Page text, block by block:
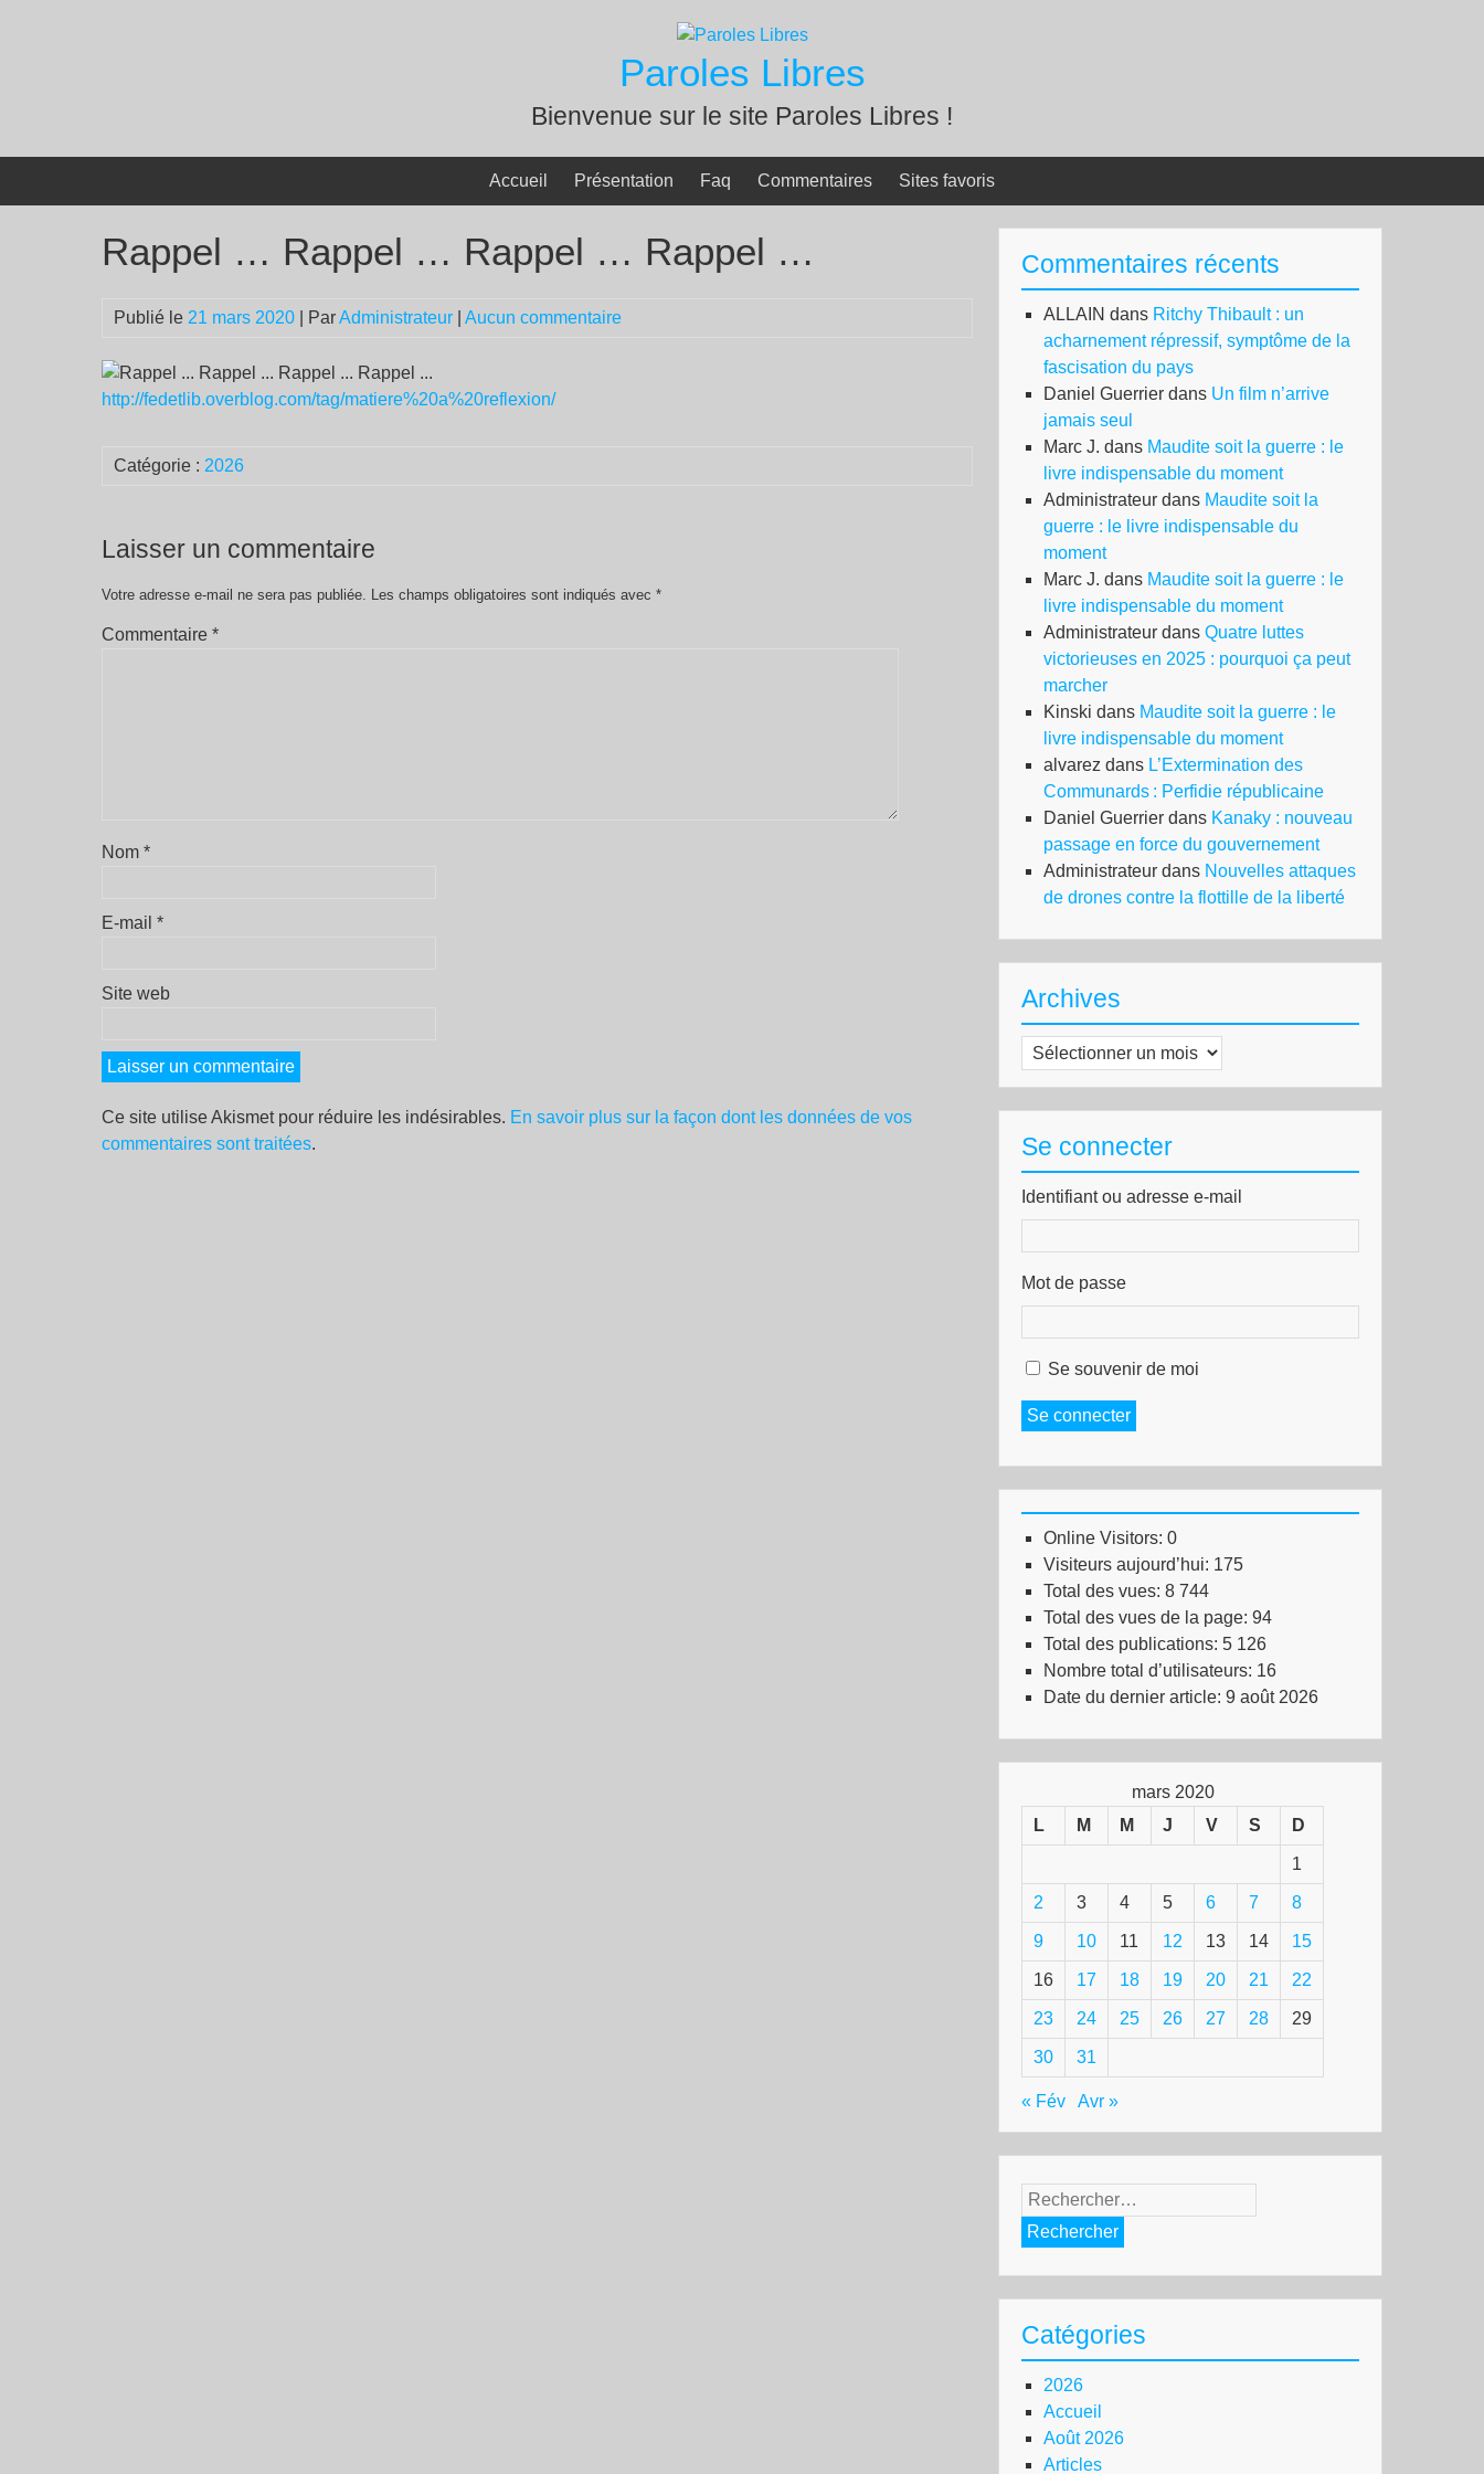
Paroles Libres
Bienvenue sur le site Paroles Libres !
Accueil Présentation Faq Commentaires Sites favoris
Rappel … Rappel … Rappel … Rappel …
Publié le 21 mars 2020 | ParAdministrateur Aucun commentaire
http://fedetlib.overblog.com/tag/matiere%20a%20reflexion/
Catégorie : 2026
Laisser un commentaire
Votre adresse e-mail ne sera pas publiée. Les champs obligatoires sont indiqués avec *
Commentaire *
Nom *
E-mail *
Site web
Ce site utilise Akismet pour réduire les indésirables. En savoir plus sur la façon dont les données de vos
commentaires sont traitées.
Commentaires récents
ALLAIN dans Ritchy Thibault : un
acharnement répressif, symptôme de la
fascisation du pays
Daniel Guerrier dans Un film n’arrive
jamais seul
Marc J. dans Maudite soit la guerre : le
livre indispensable du moment
Administrateur dans Maudite soit la
guerre : le livre indispensable du
moment
Marc J. dans Maudite soit la guerre : le
livre indispensable du moment
Administrateur dans Quatre luttes
victorieuses en 2025 : pourquoi ça peut
marcher
Kinski dans Maudite soit la guerre : le
livre indispensable du moment
alvarez dans L’Extermination des
Communards : Perfidie républicaine
Daniel Guerrier dans Kanaky : nouveau
passage en force du gouvernement
Administrateur dans Nouvelles attaques
de drones contre la flottille de la liberté
Archives
Archives
Se connecter
Identifiant ou adresse e-mail
Mot de passe
Se souvenir de moi
Se connecter
Online Visitors: 0
Visiteurs aujourd’hui: 175
Total des vues: 8 744
Total des vues de la page: 94
Total des publications: 5 126
Nombre total d’utilisateurs: 16
Date du dernier article: 9 août 2026
mars 2020
L
M M J V S D
1
2 3 4 5 6 7 8
9 10 11 12 13 14 15
16 17 18 19 20 21 22
23 24 25 26 27 28 29
30 31
« Fév Avr »
Rechercher :
Catégories
2026
Accueil
Août 2026
Articles